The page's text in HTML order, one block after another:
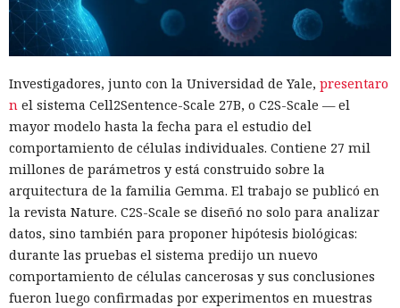
Investigadores, junto con la Universidad de Yale, presentaro
n el sistema Cell2Sentence-Scale 27B, o C2S-Scale — el
mayor modelo hasta la fecha para el estudio del
comportamiento de células individuales. Contiene 27 mil
millones de parámetros y está construido sobre la
arquitectura de la familia Gemma. El trabajo se publicó en
la revista Nature. C2S-Scale se diseñó no solo para analizar
datos, sino también para proponer hipótesis biológicas:
durante las pruebas el sistema predijo un nuevo
comportamiento de células cancerosas y sus conclusiones
fueron luego confirmadas por experimentos en muestras